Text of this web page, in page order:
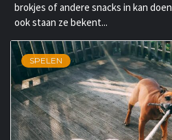
brokjes of andere snacks in kan doen
ook staan ze bekent...
SPELEN